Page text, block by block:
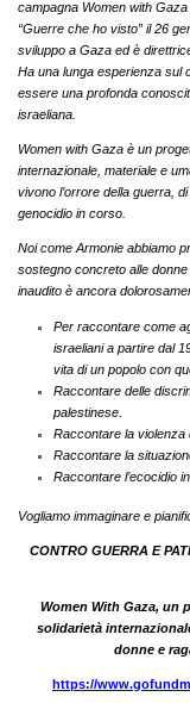
campagna Women with
“Guerre che ho visto” il 26
sviluppo a Gaza ed è
Ha una lunga esperienza sul
essere una profonda
israeliana.
Women with Gaza è un
internazionale, materiale e
vivono l’orrore della guerra,
genocidio in corso.
Noi come Armonie abbiamo
sostegno concreto alle
inaudito è ancora
Per raccontare come
israeliani a partire dal
vita di un popolo con
Raccontare delle
palestinese.
Raccontare la violenza
Raccontare la
Raccontare l’ecocidio
Vogliamo immaginare e
CONTRO GUERRA E
Women With Gaza, un
solidarietà
donne e
https://